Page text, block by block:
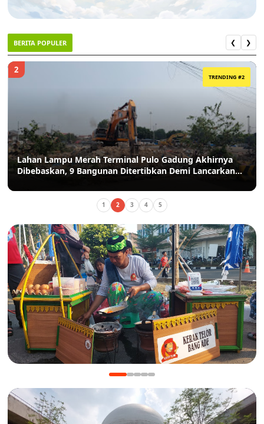
BERITA POPULER ❮ ❯
2
TRENDING #2
Lahan Lampu Merah Terminal Pulo Gadung Akhirnya
Dibebaskan, 9 Bangunan Ditertibkan Demi Lancarkan
1 2 3 4 5
Manis Gurih Jakarta Festival Sukapura: Menikmati
Legenda 18 Tahun Kerak Telor Bang Ade